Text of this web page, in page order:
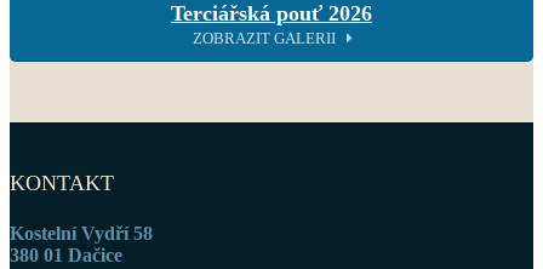
Terciářská pouť 2026
ZOBRAZIT GALERII
KONTAKT
Kostelní Vydří 58
380 01 Dačice